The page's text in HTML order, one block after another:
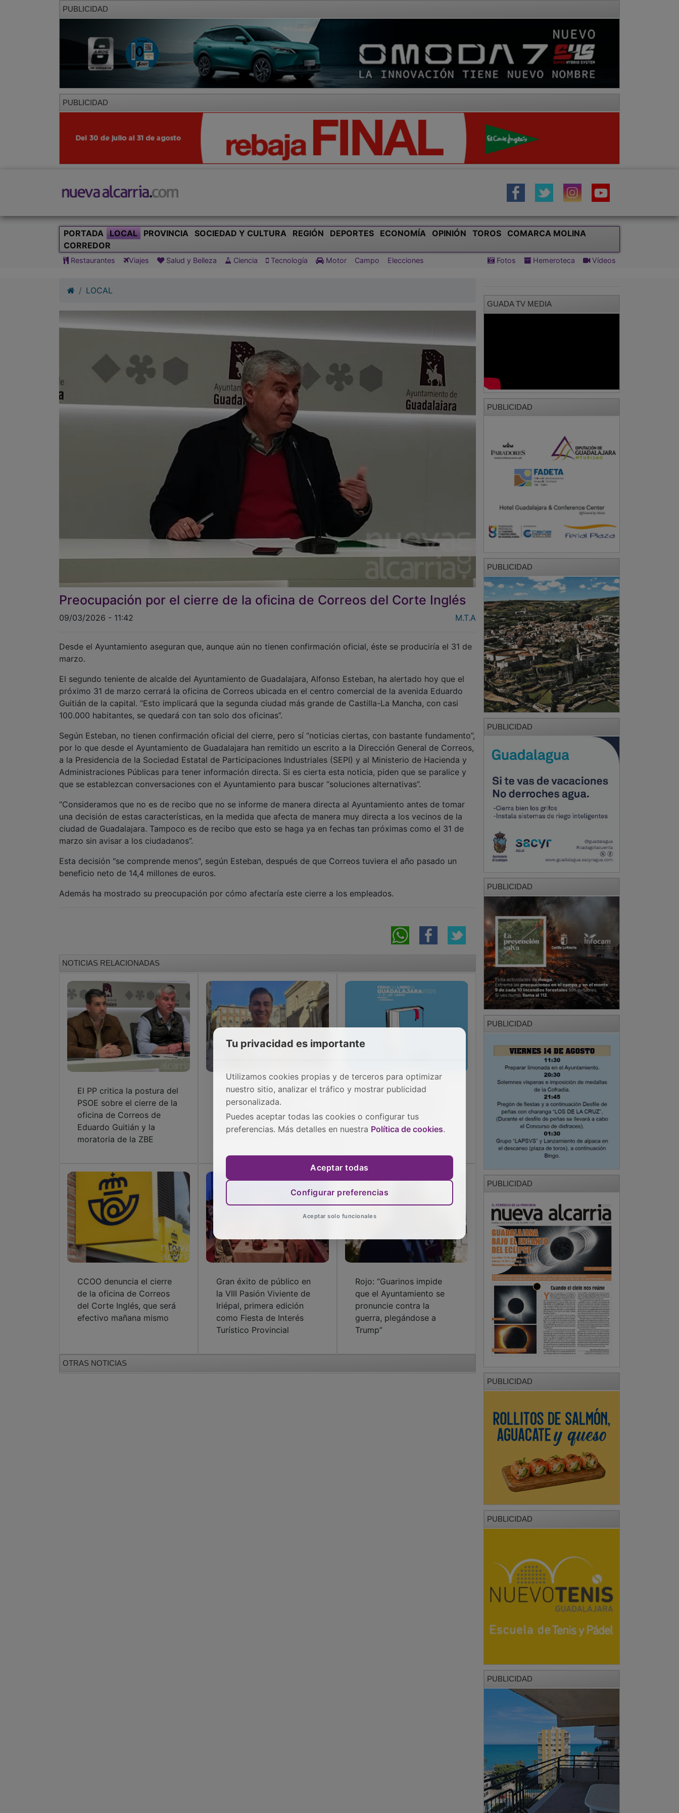
PUBLICIDAD
PUBLICIDAD
PORTADA LOCAL PROVINCIA SOCIEDAD Y CULTURA REGIÓN DEPORTES ECONOMÍA OPINIÓN TOROS
COMARCA MOLINA
CORREDOR
Restaurantes Viajes Salud y Belleza Ciencia Tecnología Motor Campo Elecciones Fotos Hemeroteca Vídeos
LOCAL
Preocupación por el cierre de la oficina de Correos del Corte Inglés
09/03/2026 - 11:42 M.T.A
Desde el Ayuntamiento aseguran que, aunque aún no tienen confirmación oficial, éste se produciría el 31 de
marzo.
El segundo teniente de alcalde del Ayuntamiento de Guadalajara, Alfonso Esteban, ha alertado hoy que el
próximo 31 de marzo cerrará la oficina de Correos ubicada en el centro comercial de la avenida Eduardo
Guitián de la capital. “Esto implicará que la segunda ciudad más grande de Castilla-La Mancha, con casi
100.000 habitantes, se quedará con tan solo dos oficinas”.
Según Esteban, no tienen confirmación oficial del cierre, pero sí “noticias ciertas, con bastante fundamento”,
por lo que desde el Ayuntamiento de Guadalajara han remitido un escrito a la Dirección General de Correos,
a la Presidencia de la Sociedad Estatal de Participaciones Industriales (SEPI) y al Ministerio de Hacienda y
Administraciones Públicas para tener información directa. Si es cierta esta noticia, piden que se paralice y
que se establezcan conversaciones con el Ayuntamiento para buscar “soluciones alternativas”.
“Consideramos que no es de recibo que no se informe de manera directa al Ayuntamiento antes de tomar
una decisión de estas características, en la medida que afecta de manera muy directa a los vecinos de la
ciudad de Guadalajara. Tampoco es de recibo que esto se haga ya en fechas tan próximas como el 31 de
marzo sin avisar a los ciudadanos”.
Esta decisión "se comprende menos", según Esteban, después de que Correos tuviera el año pasado un
beneficio neto de 14,4 millones de euros.
Además ha mostrado su preocupación por cómo afectaría este cierre a los empleados.
NOTICIAS RELACIONADAS
El PP critica la postura del
PSOE sobre el cierre de la
oficina de Correos de
Eduardo Guitián y la
moratoria de la ZBE
Guadalajara refuerza la
limpieza urbana con
especial atención a los
nuevos barrios
Guadalajara ya tiene
Feria del Libro 2026
CCOO denuncia el cierre
de la oficina de Correos
del Corte Inglés, que será
efectivo mañana mismo
Gran éxito de público en
la VIII Pasión Viviente de
Iriépal, primera edición
como Fiesta de Interés
Turístico Provincial
Rojo: “Guarinos impide
que el Ayuntamiento se
pronuncie contra la
guerra, plegándose a
Trump”
OTRAS NOTICIAS
GUADA TV MEDIA
PUBLICIDAD
PUBLICIDAD
PUBLICIDAD
PUBLICIDAD
PUBLICIDAD
PUBLICIDAD
PUBLICIDAD
PUBLICIDAD
PUBLICIDAD
Tu privacidad es importante
Utilizamos cookies propias y de terceros para optimizar
nuestro sitio, analizar el tráfico y mostrar publicidad
personalizada.
Puedes aceptar todas las cookies o configurar tus
preferencias. Más detalles en nuestra Política de cookies.
Aceptar todas
Configurar preferencias
Aceptar solo funcionales